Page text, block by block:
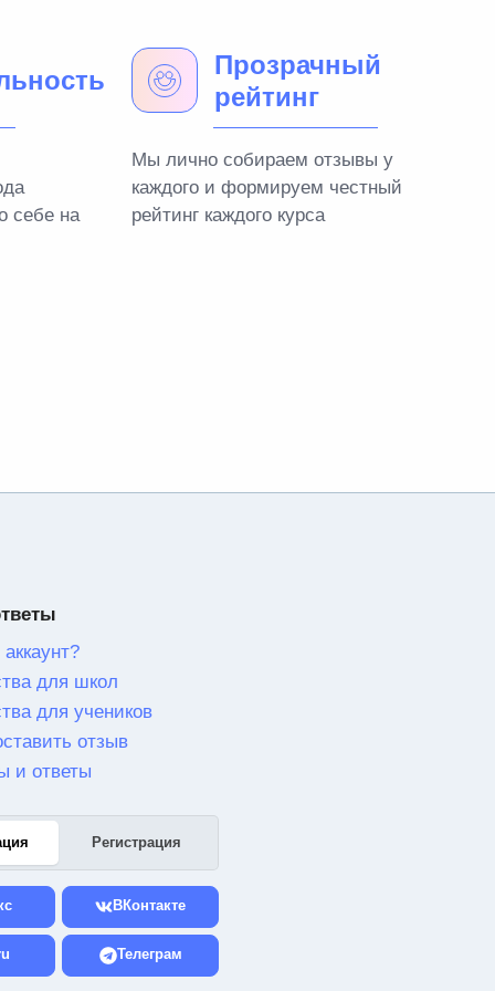
себе на
Прозрачный
рейтинг
Мы лично собираем отзывы у
каждого и формируем честный
рейтинг каждого курса
для школ
для учеников
отзыв
и ответы
Регистрация
ВКонтакте
Телеграм